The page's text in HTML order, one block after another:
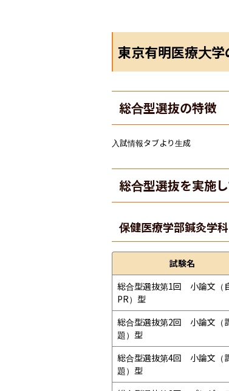
東京有明医療大
総合型選抜の特徴
入試情報タブより生成
総合型選抜を実施
保健医療学部鍼灸学科
試験名
総合型選抜第1回　小論文（
PR）型
総合型選抜第2回　小論文（
題）型
総合型選抜第4回　小論文（
題）型